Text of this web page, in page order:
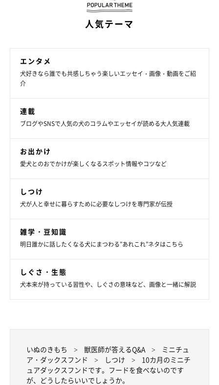
人気テーマ
エンタメ
犬好きなら誰でも共感しちゃう楽しいエッセイ・画像・動画をご紹
介
連載
ブログやSNSで人気の犬のコラムやエッセイが読める大人気連載
お出かけ
愛犬とのおでかけが楽しくなるスポット情報やコツなど
しつけ
犬が人と幸せに暮らすために必要なしつけを専門家が伝授
雑学・豆知識
明日誰かに話したくなる犬にまつわる”あれこれ”ネタはこちら
しぐさ・生態
犬本来が持っている習性や、しぐさの意味など、画像と一緒に解説
いぬのきもち 獣医師が答えるQ&A
ミニチュ
ア・ダックスフンド
しつけ
10カ月のミニチ
ュアダックスフンドです。フードを食べないのです
が、どうしたらいいでしょうか。